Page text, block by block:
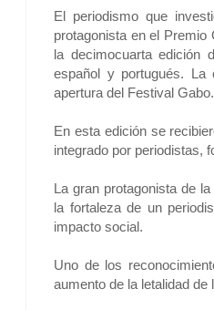
El periodismo que
protagonista en el
la decimocuarta edición
español y portugués. La
apertura del Festival Gabo.
En esta edición se
integrado por periodistas,
La gran protagonista de
la fortaleza de un
impacto social.
Uno de los
aumento de la letalidad